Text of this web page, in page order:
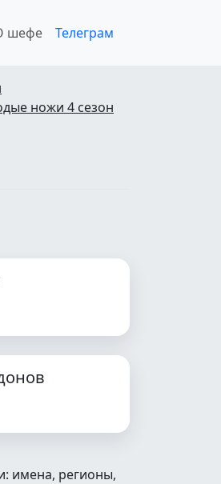
шефе Телеграм
ножи 4 сезон
имена, регионы,